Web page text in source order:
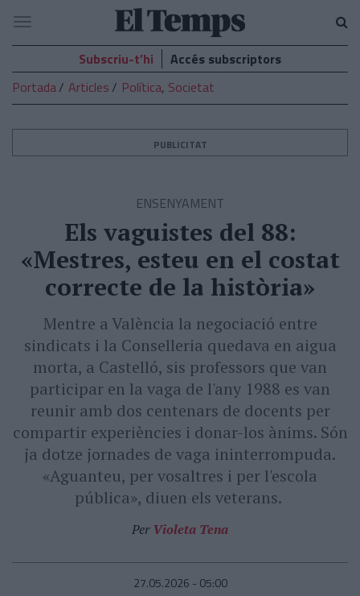
El
Temps
Navegació
Subscriu-t’hi
Accés subscriptors
Portada
Articles Política, Societat
PUBLICITAT
ENSENYAMENT
Els vaguistes del 88:
«Mestres, esteu en el costat
correcte de la història»
Mentre a València la negociació entre
sindicats i la Conselleria quedava en aigua
morta, a Castelló, sis professors que van
participar en la vaga de l'any 1988 es van
reunir amb dos centenars de docents per
compartir experiències i donar-los ànims. Són
ja dotze jornades de vaga ininterrompuda.
«Aguanteu, per vosaltres i per l'escola
pública», diuen els veterans.
Per Violeta Tena
27.05.2026 - 05:00